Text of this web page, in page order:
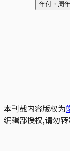
年付・周
本刊载内容版权为
编辑部授权,请勿转